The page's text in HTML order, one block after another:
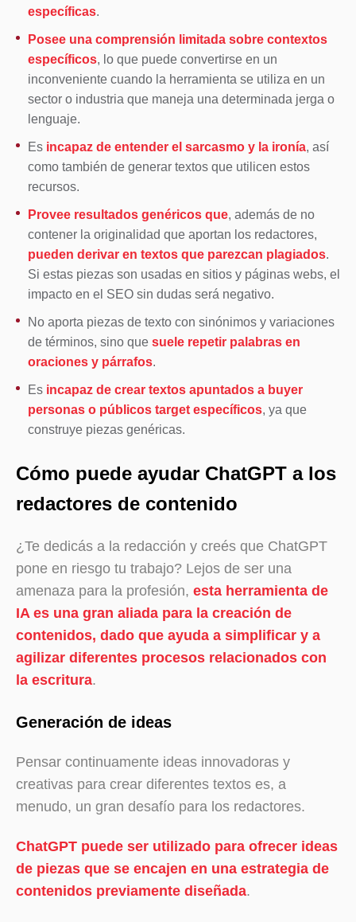
específicas.
Posee una comprensión limitada sobre contextos
específicos, lo que puede convertirse en un
inconveniente cuando la herramienta se utiliza en un
sector o industria que maneja una determinada jerga o
lenguaje.
Es incapaz de entender el sarcasmo y la ironía, así
como también de generar textos que utilicen estos
recursos.
Provee resultados genéricos que, además de no
contener la originalidad que aportan los redactores,
pueden derivar en textos que parezcan plagiados.
Si estas piezas son usadas en sitios y páginas webs, el
impacto en el SEO sin dudas será negativo.
No aporta piezas de texto con sinónimos y variaciones
de términos, sino que suele repetir palabras en
oraciones y párrafos.
Es incapaz de crear textos apuntados a buyer
personas o públicos target específicos, ya que
construye piezas genéricas.
Cómo puede ayudar ChatGPT a los
redactores de contenido
¿Te dedicás a la redacción y creés que ChatGPT
pone en riesgo tu trabajo? Lejos de ser una
amenaza para la profesión, esta herramienta de
IA es una gran aliada para la creación de
contenidos, dado que ayuda a simplificar y a
agilizar diferentes procesos relacionados con
la escritura.
Generación de ideas
Pensar continuamente ideas innovadoras y
creativas para crear diferentes textos es, a
menudo, un gran desafío para los redactores.
ChatGPT puede ser utilizado para ofrecer ideas
de piezas que se encajen en una estrategia de
contenidos previamente diseñada.